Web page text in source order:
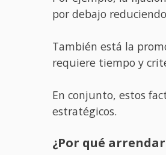
por debajo
También está la
requiere tiempo y
En conjunto, estos
estratégicos.
¿Por qué